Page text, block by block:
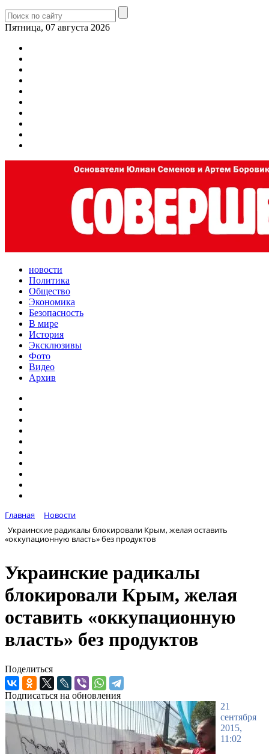
Пятница, 07 августа 2026
новости
Политика
Общество
Экономика
Безопасность
В мире
История
Эксклюзивы
Фото
Видео
Архив
Главная
Новости
Украинские радикалы блокировали Крым, желая оставить
«оккупационную власть» без продуктов
Украинские радикалы
блокировали Крым, желая
оставить «оккупационную
власть» без продуктов
Поделиться
Подписаться на обновления
21
сентября
2015,
11:02